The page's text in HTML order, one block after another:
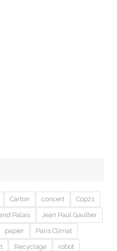
Carton concert Cop21
Palais Jean Paul Gaultier
papier Paris Climat
Recyclage robot